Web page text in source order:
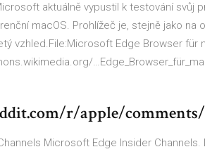
aktuálně vypustil k testování svůj
macOS. Prohlížeč je, stejně jako
vzhled.File:Microsoft Edge Browser für
r/apple/
Microsoft Edge Insider